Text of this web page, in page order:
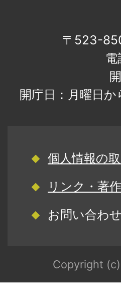
〒523-
開庁日：月曜日
個人情報の
リンク・著
お問い合わせ
Copyright